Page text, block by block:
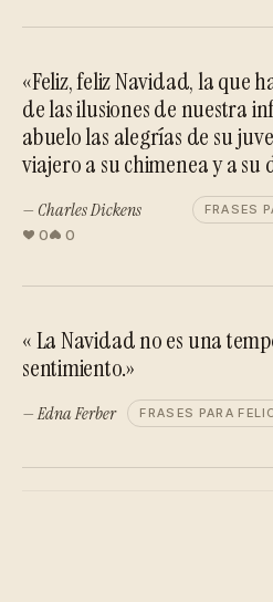
«Feliz, feliz Navidad, la que
de las ilusiones de nuestra
abuelo las alegrías de su
viajero a su chimenea y a su
— Charles Dickens FRASES
0 0
« La Navidad no es una
sentimiento.»
— Edna Ferber FRASES PARA